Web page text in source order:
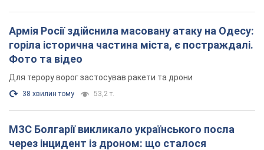
Армія Росії здійснила масовану атаку на Одесу:
горіла історична частина міста, є постраждалі.
Фото та відео
Для терору ворог застосував ракети та дрони
38 хвилин тому 53,2 т.
МЗС Болгарії викликало українського посла
через інцидент із дроном: що сталося